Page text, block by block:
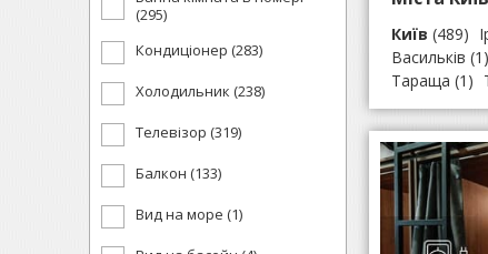
(295)
Кондиціонер (283)
Холодильник (238)
Телевізор (319)
Балкон (133)
Вид на море (1)
Київ (489)
Васильків (1)
Тараща (1)